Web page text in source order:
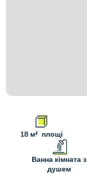
18 м² площі
Ванна кімната з
душем